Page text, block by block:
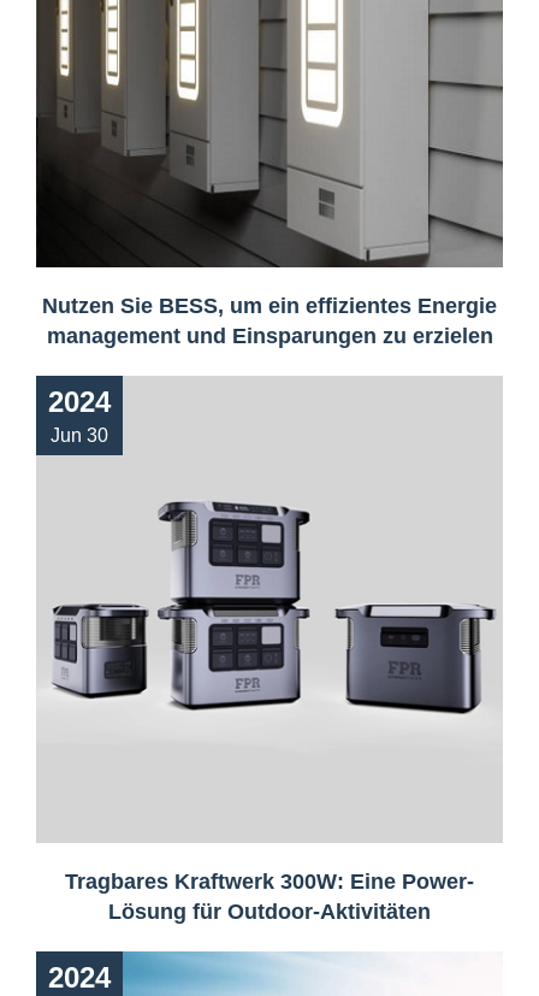
Nutzen Sie BESS, um ein effizientes Energie
management und Einsparungen zu erzielen
2024
Jun 30
Tragbares Kraftwerk 300W: Eine Power-
Lösung für Outdoor-Aktivitäten
2024